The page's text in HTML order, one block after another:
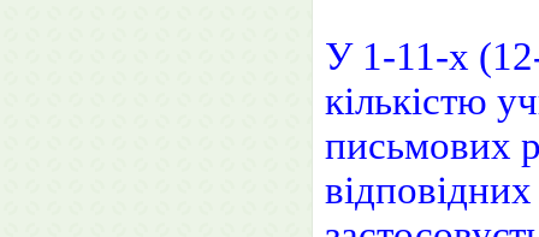
У 1-11-х (12-
кількістю
письмових